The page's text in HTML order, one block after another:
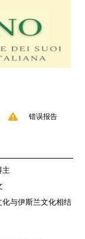
错误报告
主
与伊斯兰文化相结